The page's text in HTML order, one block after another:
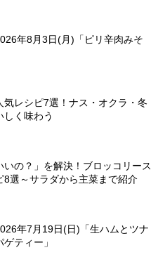
年8月3日(月)「ピリ辛肉みそ
気レシピ7選！ナス・オクラ・冬
しく味わう
いの？」を解決！ブロッコリース
8選～サラダから主菜まで紹介
年7月19日(日)「生ハムとツナ
ティー」